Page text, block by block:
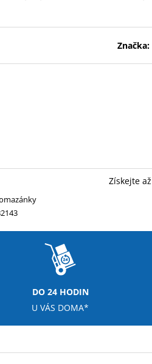
Značka:
Získejte až
DO 24 HODIN
U VÁS DOMA*
PROTEIN BAR 85 G